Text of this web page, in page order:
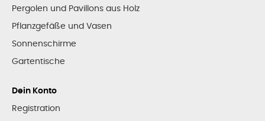
Pergolen und Pavillons aus Holz
Pflanzgefäße und Vasen
Sonnenschirme
Gartentische
Dein Konto
Registration